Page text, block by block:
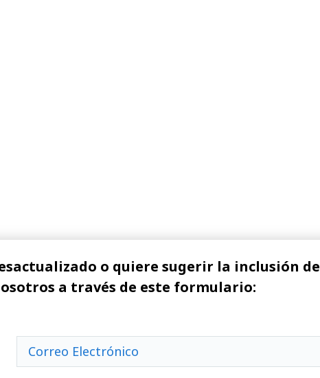
o quiere sugerir la inclusión de
a través de este formulario: